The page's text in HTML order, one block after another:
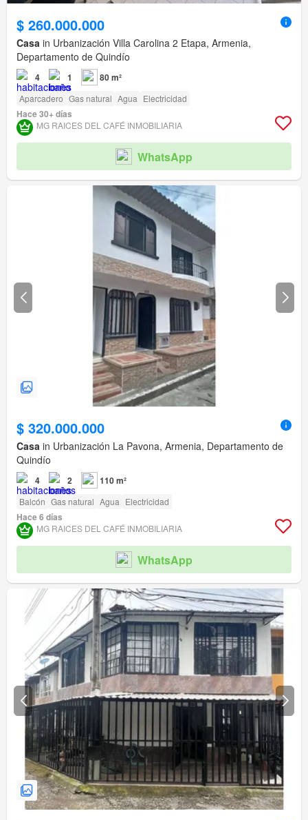
$ 260.000.000
Casa in Urbanización Villa Carolina 2 Etapa, Armenia,
Departamento de Quindío
4 1 80 m²
Aparcadero Gas natural Agua Electricidad
Hace 30+ días
MG RAICES DEL CAFÉ INMOBILIARIA
WhatsApp
$ 320.000.000
Casa in Urbanización La Pavona, Armenia, Departamento de
Quindío
4 2 110 m²
Balcón Gas natural Agua Electricidad
Hace 6 días
MG RAICES DEL CAFÉ INMOBILIARIA
WhatsApp